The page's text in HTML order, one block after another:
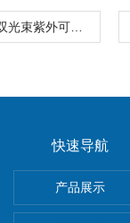
快速导航
产品展示